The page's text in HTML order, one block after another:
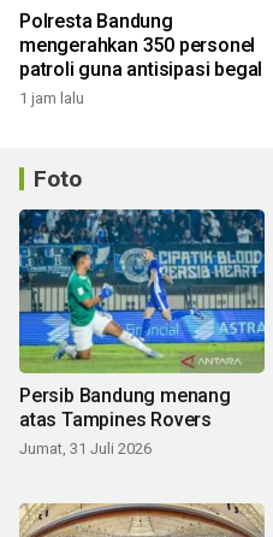
Polresta Bandung
mengerahkan 350 personel
patroli guna antisipasi begal
1 jam lalu
Foto
Persib Bandung menang
atas Tampines Rovers
Jumat, 31 Juli 2026